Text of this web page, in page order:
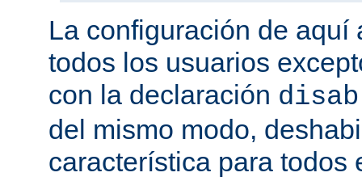
La configuración de aquí
todos los usuarios
con la declaración
del mismo modo,
característica para todos